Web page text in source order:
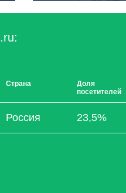
Страна
Доля
посетителей
Россия 23,5%